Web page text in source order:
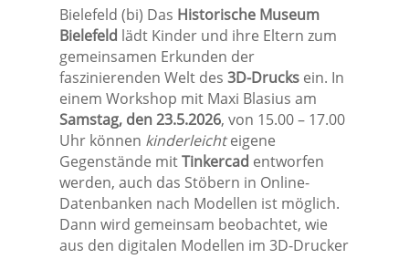
Bielefeld (bi) Das Historische Museum
Bielefeld lädt Kinder und ihre Eltern zum
gemeinsamen Erkunden der
faszinierenden Welt des 3D-Drucksein. In
einem Workshop mit Maxi Blasius am
Samstag, den 23.5.2026, von 15.00 – 17.00
Uhr können kinderleichteigene
Gegenstände mitTinkercad entworfen
werden, auch das Stöbern in Online-
Datenbanken nach Modellen ist möglich.
Dann wird gemeinsam beobachtet, wie
aus den digitalen Modellen im 3D-Drucker